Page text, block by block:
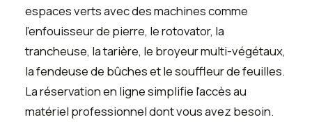
espaces verts avec des machines comme
l'enfouisseur de pierre, le rotovator, la
trancheuse, la tarière, le broyeur multi-végétaux,
la fendeuse de bûches et le souffleur de feuilles.
La réservation en ligne simplifie l'accès au
matériel professionnel dont vous avez besoin.